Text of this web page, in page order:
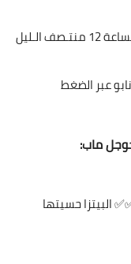
عبر الضغط
ماب:
البيتزا حسيتها